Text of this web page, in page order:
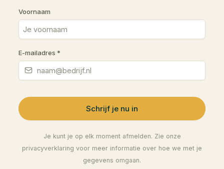
Voornaam
E-mailadres *
Schrijf je nu in
Je kunt je op elk moment afmelden. Zie onze
privacyverklaring voor meer informatie over hoe we met je
gegevens omgaan.